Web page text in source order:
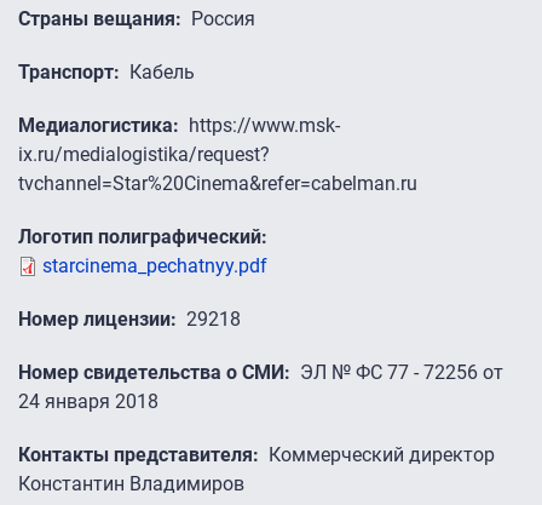
Страны вещания Россия
Транспорт Кабель
Медиалогистика
https://www.msk-
ix.ru/medialogistika/request?
tvchannel=Star%20Cinema&refer=cabelman.ru
Логотип полиграфический
starcinema_pechatnyy.pdf
Номер лицензии 29218
Номер свидетельства о СМИ
ЭЛ № ФС 77 - 72256 от
24 января 2018
Контакты представителя
Коммерческий директор
Константин Владимиров